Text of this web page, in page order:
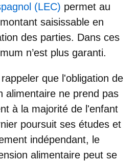
(LEC) permet au
saisissable en
des parties. Dans ces
n’est plus garanti.
que l'obligation de
alimentaire ne prend pas
à la majorité de l'enfant
poursuit ses études et
indépendant, le
alimentaire peut se